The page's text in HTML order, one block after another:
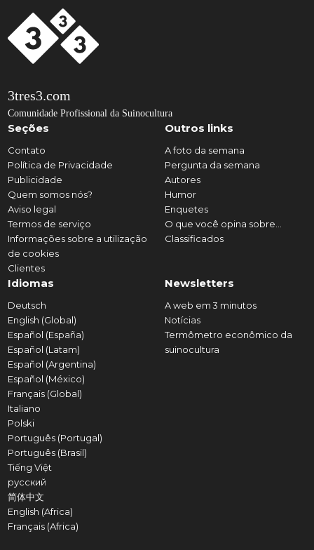
3tres3.com
Comunidade Profissional da Suinocultura
Seções
Contato
Política de Privacidade
Publicidade
Quem somos nós?
Aviso legal
Termos de serviço
Informações sobre a utilização
de cookies
Clientes
Outros links
A foto da semana
Pergunta da semana
Autores
Humor
Enquetes
O que você opina sobre...
Classificados
Idiomas
Deutsch
English (Global)
Español (España)
Español (Latam)
Español (Argentina)
Español (México)
Français (Global)
Italiano
Polski
Português (Portugal)
Português (Brasil)
Tiếng Việt
русский
简体中文
English (Africa)
Français (Africa)
Newsletters
A web em 3 minutos
Notícias
Termômetro econômico da
suinocultura